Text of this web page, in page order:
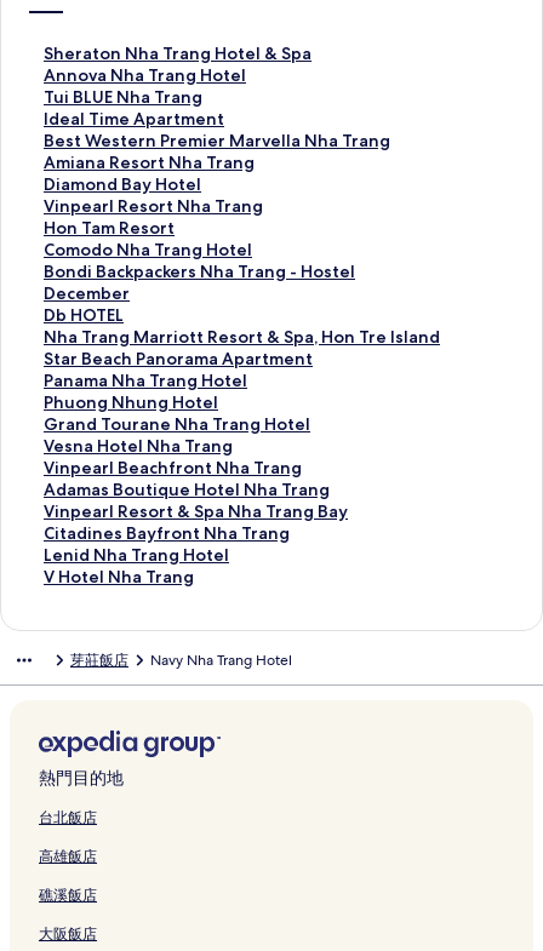
Sheraton Nha Trang Hotel & Spa
S
h
e
r
a
t
o
n
N
h
a
T
r
a
n
g
H
o
t
e
l
&
S
p
a
Annova Nha Trang Hotel
A
n
n
o
v
a
N
h
a
T
r
a
n
g
H
o
t
e
l
的
連
結
Tui BLUE Nha Trang
T
u
i
B
L
U
E
N
h
a
T
r
a
n
g
的
連
結
Ideal Time Apartment
I
d
e
a
l
T
i
m
e
A
p
a
r
t
m
e
n
t
的
連
結
Best Western Premier Marvella Nha Trang
B
e
s
t
W
e
s
t
e
r
n
P
r
e
m
i
e
r
M
a
r
a
a
T
r
a
g
連
結
Amiana Resort Nha Trang
A
m
i
a
n
a
R
e
s
o
r
t
N
h
a
T
r
a
n
g
Diamond Bay Hotel
D
i
a
m
o
n
d
B
a
y
H
o
t
e
l
的
連
結
Vinpearl Resort Nha Trang
V
i
n
p
e
a
r
l
R
e
s
o
r
t
N
h
a
T
的
Hon Tam Resort
H
o
n
T
a
m
R
e
s
o
r
t
的
連
結
Comodo Nha Trang Hotel
C
o
m
o
d
o
N
h
a
T
r
a
n
g
H
o
的
連
Bondi Backpackers Nha Trang - Hostel
B
o
n
d
i
B
a
c
k
p
a
c
k
e
r
T
n
g
-
H
s
e
l
的
December
D
e
c
e
m
b
e
r
的
連
結
Db HOTEL
D
b
H
O
T
E
L
的
連
結
Nha Trang Marriott Resort & Spa, Hon Tre Island
N
h
a
T
r
a
n
g
M
a
r
r
R
o
r
t
&
p
,
H
o
Star Beach Panorama Apartment
S
t
a
r
B
e
a
c
h
P
a
m
p
a
r
t
e
t
的
連
Panama Nha Trang Hotel
P
a
n
a
m
a
N
h
a
T
H
e
l
的
連
Phuong Nhung Hotel
P
h
u
o
n
g
N
h
u
t
的
連
結
Grand Tourane Nha Trang Hotel
G
r
a
n
d
T
o
u
N
T
r
a
n
H
t
e
l
Vesna Hotel Nha Trang
V
e
s
n
a
H
o
h
r
a
n
g
連
Vinpearl Beachfront Nha Trang
V
i
n
p
e
a
a
f
r
o
n
N
a
T
r
Adamas Boutique Hotel Nha Trang
A
d
a
m
a
t
u
e
H
o
e
N
h
a
Vinpearl Resort & Spa Nha Trang Bay
V
i
n
p
R
o
r
t
&
p
N
h
a
Citadines Bayfront Nha Trang
C
i
t
e
a
y
f
r
n
N
h
a
Lenid Nha Trang Hotel
L
e
h
r
a
n
g
o
e
l
的
V Hotel Nha Trang
V
l
a
T
r
a
g
連
結
芽莊飯店 Navy Nha Trang Hotel
熱門目的地
台北飯店
高雄飯店
礁溪飯店
大阪飯店